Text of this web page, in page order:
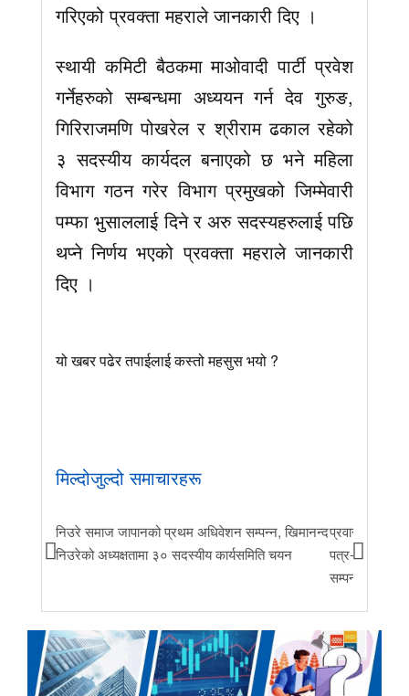
गरिएको प्रवक्ता महराले जानकारी दिए ।
स्थायी कमिटी बैठकमा माओवादी पार्टी प्रवेश
गर्नेहरुको सम्बन्धमा अध्ययन गर्न देव गुरुङ,
गिरिराजमणि पोखरेल र श्रीराम ढकाल रहेको
३ सदस्यीय कार्यदल बनाएको छ भने महिला
विभाग गठन गरेर विभाग प्रमुखको जिम्मेवारी
पम्फा भुसाललाई दिने र अरु सदस्यहरुलाई पछि
थप्ने निर्णय भएको प्रवक्ता महराले जानकारी
दिए ।
यो खबर पढेर तपाईलाई कस्तो महसुस भयो ?
मिल्दोजुल्दो समाचारहरू
निउरे समाज जापानको प्रथम अधिवेशन सम्पन्न, खिमानन्द
निउरेको अध्यक्षतामा ३० सदस्यीय कार्यसमिति चयन
प्रवास र
पत्र-२०२६
सम्पन्न